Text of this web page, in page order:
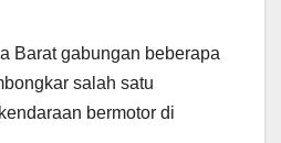
Barat gabungan beberapa
salah satu
bermotor di